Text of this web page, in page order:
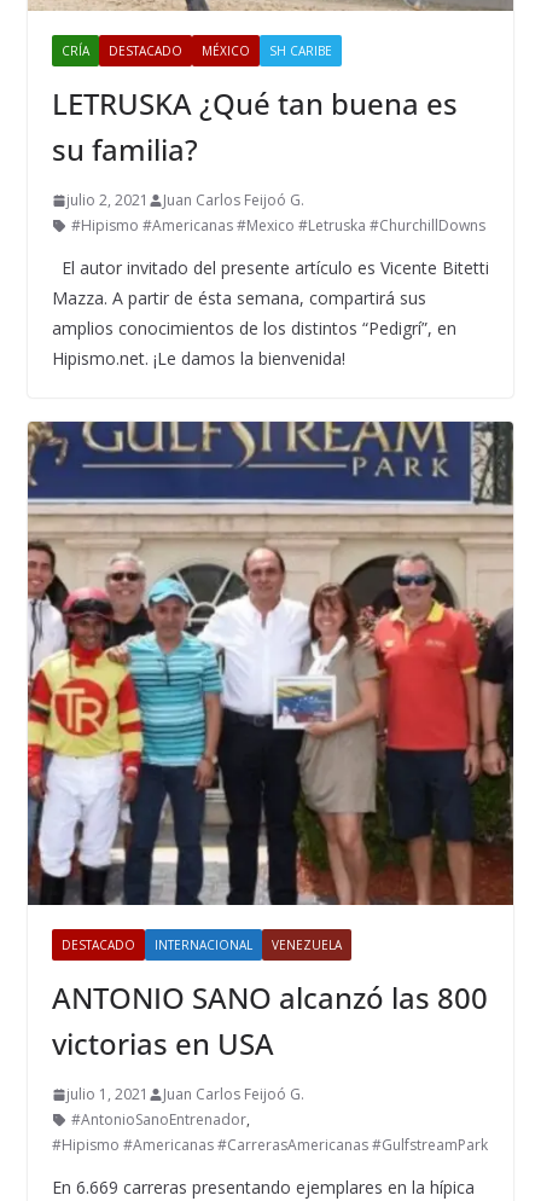
CRÍA DESTACADO MÉXICO SH CARIBE
LETRUSKA ¿Qué tan buena es
su familia?
julio 2, 2021
Juan Carlos Feijoó G.
#Hipismo #Americanas #Mexico #Letruska #ChurchillDowns
El autor invitado del presente artículo es Vicente Bitetti
Mazza. A partir de ésta semana, compartirá sus
amplios conocimientos de los distintos “Pedigrí”, en
Hipismo.net. ¡Le damos la bienvenida!
DESTACADO INTERNACIONAL VENEZUELA
ANTONIO SANO alcanzó las 800
victorias en USA
julio 1, 2021
Juan Carlos Feijoó G.
#AntonioSanoEntrenador,
#Hipismo #Americanas #CarrerasAmericanas #GulfstreamPark
En 6.669 carreras presentando ejemplares en la hípica